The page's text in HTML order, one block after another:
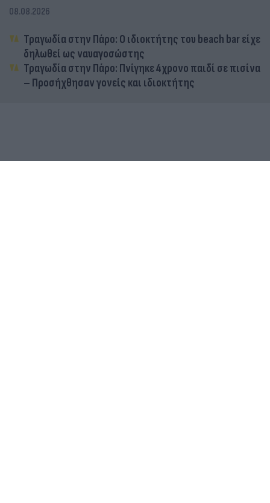
08.08.2026
Τραγωδία στην Πάρο: Ο ιδιοκτήτης του beach bar είχε
δηλωθεί ως ναυαγοσώστης
Τραγωδία στην Πάρο: Πνίγηκε 4χρονο παιδί σε πισίνα
– Προσήχθησαν γονείς και ιδιοκτήτης